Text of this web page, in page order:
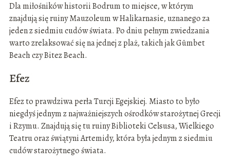
Dla miłośników historii Bodrum to miejsce, w którym
znajdują się ruiny Mauzoleum w Halikarnasie, uznanego za
jeden z siedmiu cudów świata. Po dniu pełnym zwiedzania
warto zrelaksować się na jednej z plaż, takich jak Gümbet
Beach czy Bitez Beach.
Efez
Efez to prawdziwa perła Turcji Egejskiej. Miasto to było
niegdyś jednym z najważniejszych ośrodków starożytnej Grecji
i Rzymu. Znajdują się tu ruiny Biblioteki Celsusa, Wielkiego
Teatru oraz świątyni Artemidy, która była jednym z siedmiu
cudów starożytnego świata.